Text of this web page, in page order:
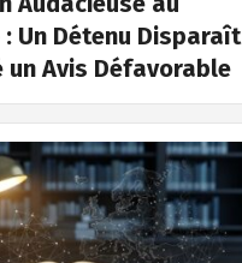
: Un Détenu Disparaît
un Avis Défavorable